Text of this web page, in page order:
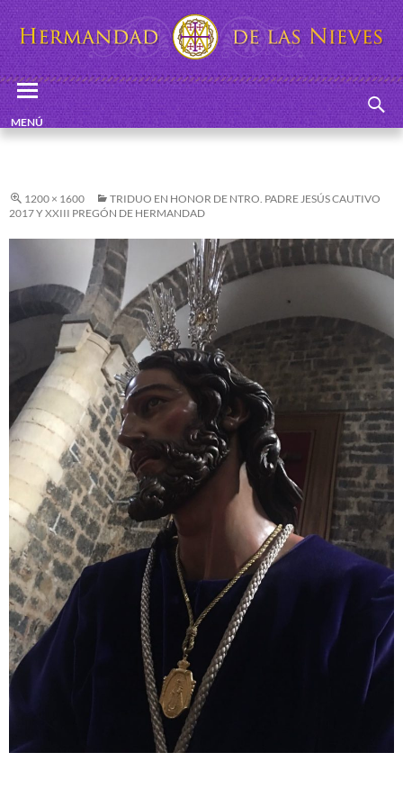
Hermandad de las Nieves Buscar
MENÚ
PRINCIPAL
SALTAR
AL
1200 × 1600
TRIDUO EN HONOR DE NTRO. PADRE JESÚS CAUTIVO
2017 Y XXIII PREGÓN DE HERMANDAD